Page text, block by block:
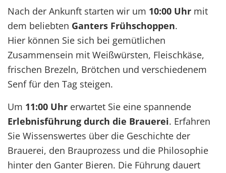
Nach der Ankunft starten wir um 10:00 Uhr mit
dem beliebten Ganters Frühschoppen.
Hier können Sie sich bei gemütlichen
Zusammensein mit Weißwürsten, Fleischkäse,
frischen Brezeln, Brötchen und verschiedenem
Senf für den Tag steigen.
Um 11:00 Uhr erwartet Sie eine spannende
Erlebnisführung durch die Brauerei. Erfahren
Sie Wissenswertes über die Geschichte der
Brauerei, den Brauprozess und die Philosophie
hinter den Ganter Bieren. Die Führung dauert